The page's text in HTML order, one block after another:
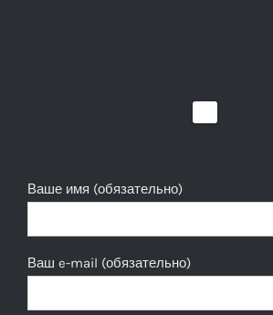
Ваше имя (обязательно)
Ваш e-mail (обязательно)